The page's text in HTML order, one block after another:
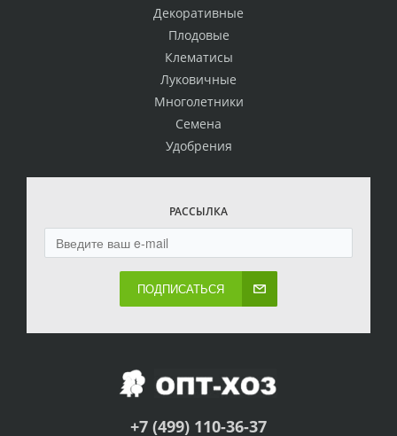
Декоративные
Плодовые
Клематисы
Луковичные
Многолетники
Семена
Удобрения
РАССЫЛКА
ПОДПИСАТЬСЯ
+7 (499) 110-36-37